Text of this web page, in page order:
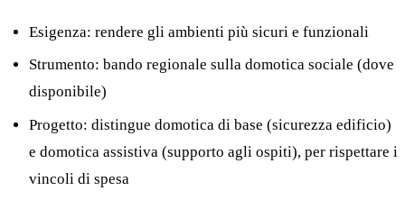
Esigenza: rendere gli ambienti più sicuri e funzionali
Strumento: bando regionale sulla domotica sociale (dove
disponibile)
Progetto: distingue domotica di base (sicurezza edificio)
e domotica assistiva (supporto agli ospiti), per rispettare i
vincoli di spesa